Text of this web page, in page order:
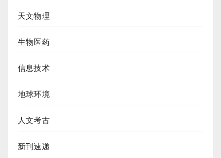
天文物理
生物医药
信息技术
地球环境
人文考古
新刊速递